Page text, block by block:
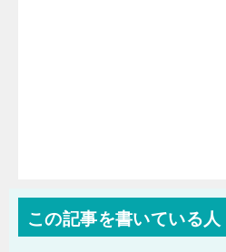
この記事を書いている人